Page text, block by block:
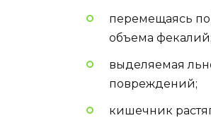
перемещаясь
объема фекалий;
выделяемая
повреждений;
кишечник